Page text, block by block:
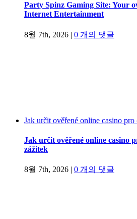
Party Spinz Gaming Site: Your
Internet Entertainment
8월 7th, 2026 | 0 개의 댓글
Jak určit ověřené online casino
Jak určit ověřené online casino
zážitek
8월 7th, 2026 | 0 개의 댓글